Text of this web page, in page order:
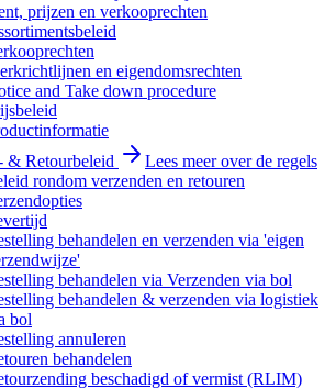
prijzen en verkooprechten
en eigendomsrechten
and Take down procedure
& Retourbeleid
Lees meer over de regels
rondom verzenden en retouren
behandelen en verzenden via 'eigen
behandelen via Verzenden via bol
behandelen & verzenden via logistiek
bol
annuleren
behandelen
beschadigd of vermist (RLIM)